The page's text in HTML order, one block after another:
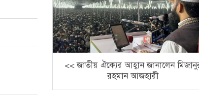
<< জাতীয় ঐক্যের আহ্বান জানালেন
রহমান আজহারী